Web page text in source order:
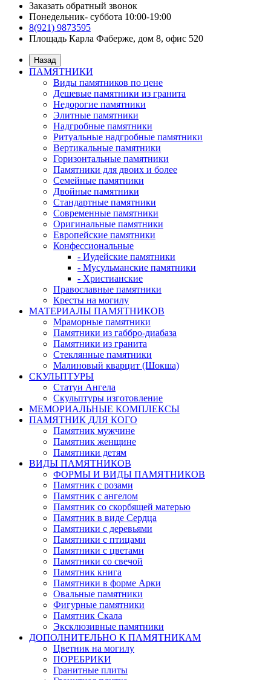
Заказать обратный звонок
Понедельник- суббота 10:00-19:00
8(921) 9873595
Площадь Карла Фаберже, дом 8, офис 520
Назад
ПАМЯТНИКИ
Виды памятников по цене
Дешевые памятники из гранита
Недорогие памятники
Элитные памятники
Надгробные памятники
Ритуальные надгробные памятники
Вертикальные памятники
Горизонтальные памятники
Памятники для двоих и более
Семейные памятники
Двойные памятники
Стандартные памятники
Современные памятники
Оригинальные памятники
Европейские памятники
Конфессиональные
- Иудейские памятники
- Мусульманские памятники
- Христианские
Православные памятники
Кресты на могилу
МАТЕРИАЛЫ ПАМЯТНИКОВ
Мраморные памятники
Памятники из габбро-диабаза
Памятники из гранита
Стеклянные памятники
Малиновый кварцит (Шокша)
СКУЛЬПТУРЫ
Статуи Ангела
Скульптуры изготовление
МЕМОРИАЛЬНЫЕ КОМПЛЕКСЫ
ПАМЯТНИК ДЛЯ КОГО
Памятник мужчине
Памятник женщине
Памятники детям
ВИДЫ ПАМЯТНИКОВ
ФОРМЫ И ВИДЫ ПАМЯТНИКОВ
Памятник с розами
Памятник с ангелом
Памятник со скорбящей матерью
Памятник в виде Сердца
Памятники с деревьями
Памятники с птицами
Памятники с цветами
Памятники со свечой
Памятник книга
Памятники в форме Арки
Овальные памятники
Фигурные памятники
Памятник Скала
Эксклюзивные памятники
ДОПОЛНИТЕЛЬНО К ПАМЯТНИКАМ
Цветник на могилу
ПОРЕБРИКИ
Гранитные плиты